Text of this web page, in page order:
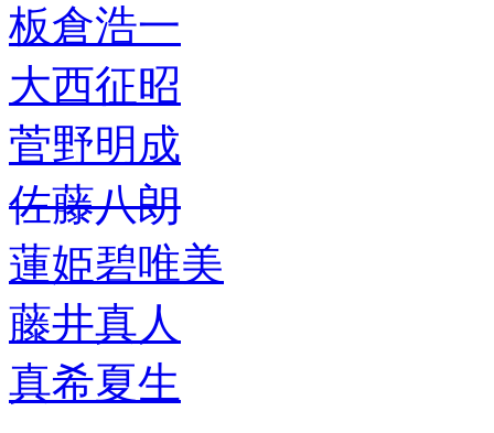
板倉浩一
大西征昭
菅野明成
佐藤八朗
蓮姫碧唯美
藤井真人
真希夏生